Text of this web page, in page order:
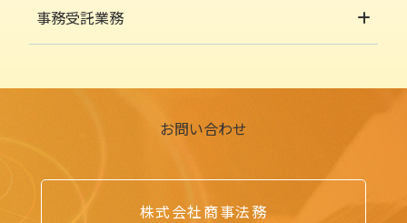
事務受託業務
お問い合わせ
株式会社商事法務